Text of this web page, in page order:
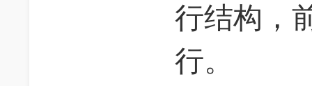
行结构，
行。